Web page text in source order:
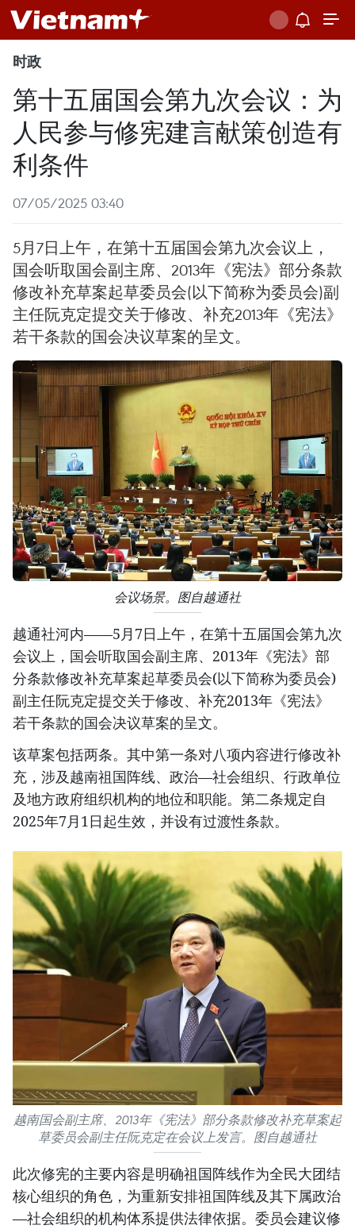
时政
第十五届国会第九次会议：为
人民参与修宪建言献策创造有
利条件
07/05/2025 03:40
5月7日上午，在第十五届国会第九次会议上，
国会听取国会副主席、2013年《宪法》部分条款
修改补充草案起草委员会(以下简称为委员会)副
主任阮克定提交关于修改、补充2013年《宪法》
若干条款的国会决议草案的呈文。
会议场景。图自越通社
越通社河内——5月7日上午，在第十五届国会第九次
会议上，国会听取国会副主席、2013年《宪法》部
分条款修改补充草案起草委员会(以下简称为委员会)
副主任阮克定提交关于修改、补充2013年《宪法》
若干条款的国会决议草案的呈文。
该草案包括两条。其中第一条对八项内容进行修改补
充，涉及越南祖国阵线、政治—社会组织、行政单位
及地方政府组织机构的地位和职能。第二条规定自
2025年7月1日起生效，并设有过渡性条款。
越南国会副主席、2013年《宪法》部分条款修改补充草案起
草委员会副主任阮克定在会议上发言。图自越通社
此次修宪的主要内容是明确祖国阵线作为全民大团结
核心组织的角色，为重新安排祖国阵线及其下属政治
—社会组织的机构体系提供法律依据。委员会建议修